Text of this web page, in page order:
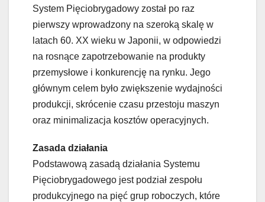
System Pięciobrygadowy został po raz
pierwszy wprowadzony na szeroką skalę w
latach 60. XX wieku w Japonii, w odpowiedzi
na rosnące zapotrzebowanie na produkty
przemysłowe i konkurencję na rynku. Jego
głównym celem było zwiększenie wydajności
produkcji, skrócenie czasu przestoju maszyn
oraz minimalizacja kosztów operacyjnych.
Zasada działania
Podstawową zasadą działania Systemu
Pięciobrygadowego jest podział zespołu
produkcyjnego na pięć grup roboczych, które